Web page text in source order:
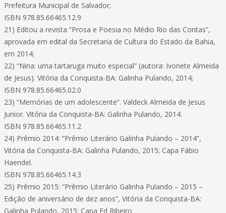
Prefeitura Municipal de Salvador;
ISBN 978.85.66465.12.9
21) Editou a revista “Prosa e Poesia no Médio Rio das Contas”,
aprovada em edital da Secretaria de Cultura do Estado da Bahia,
em 2014;
22) “Nina: uma tartaruga muito especial” (autora: Ivonete Almeida
de Jesus). Vitória da Conquista-BA: Galinha Pulando, 2014;
ISBN 978.85.66465.02.0
23) “Memórias de um adolescente”. Valdeck Almeida de Jesus
Junior. Vitória da Conquista-BA: Galinha Pulando, 2014.
ISBN 978.85.66465.11.2
24) Prêmio 2014: “Prêmio Literário Galinha Pulando – 2014”,
Vitória da Conquista-BA: Galinha Pulando, 2015; Capa Fábio
Haendel.
ISBN 978.85.66465.14.3
25) Prêmio 2015: “Prêmio Literário Galinha Pulando – 2015 –
Edição de aniversário de dez anos”, Vitória da Conquista-BA:
Galinha Pulando, 2015; Capa Ed Ribeiro